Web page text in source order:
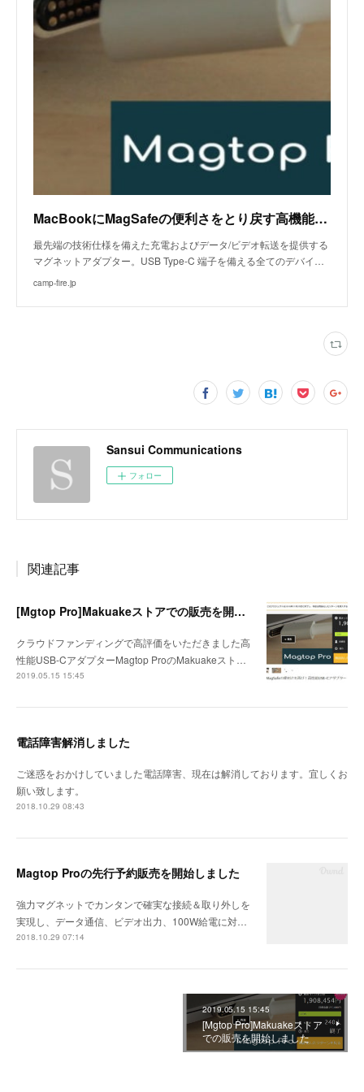
MacBookにMagSafeの便利さをとり戻す高機能USB-Cアダプター
最先端の技術仕様を備えた充電およびデータ/ビデオ転送を提供する
マグネットアダプター。USB Type-C 端子を備える全てのデバイ…
camp-fire.jp
Sansui Communications
フォロー
関連記事
[Mgtop Pro]Makuakeストアでの販売を開始しました
クラウドファンディングで高評価をいただきました高
性能USB-CアダプターMagtop ProのMakuakeスト…
2019.05.15 15:45
電話障害解消しました
ご迷惑をおかけしていました電話障害、現在は解消しております。宜しくお
願い致します。
2018.10.29 08:43
Magtop Proの先行予約販売を開始しました
強力マグネットでカンタンで確実な接続＆取り外しを
実現し、データ通信、ビデオ出力、100W給電に対…
2018.10.29 07:14
2019.05.15 15:45
[Mgtop Pro]Makuakeストア
での販売を開始しました